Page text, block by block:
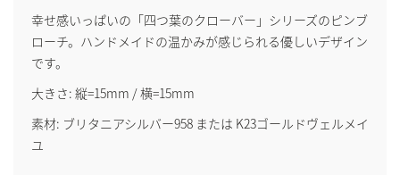
幸せ感いっぱいの「四つ葉のクローバー」シリーズのピンブ
ローチ。ハンドメイドの温かみが感じられる優しいデザイン
です。
大きさ: 縦=15mm / 横=15mm
素材: ブリタニアシルバー958 または K23ゴールドヴェルメイ
ユ